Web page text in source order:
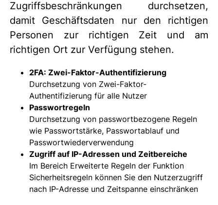
Zugriffsbeschränkungen durchsetzen,
damit Geschäftsdaten nur den richtigen
Personen zur richtigen Zeit und am
richtigen Ort zur Verfügung stehen.
2FA: Zwei-Faktor-Authentifizierung
Durchsetzung von Zwei-Faktor-
Authentifizierung für alle Nutzer
Passwortregeln
Durchsetzung von passwortbezogene Regeln
wie Passwortstärke, Passwortablauf und
Passwortwiederverwendung
Zugriff auf IP-Adressen und Zeitbereiche
Im Bereich Erweiterte Regeln der Funktion
Sicherheitsregeln können Sie den Nutzerzugriff
nach IP-Adresse und Zeitspanne einschränken